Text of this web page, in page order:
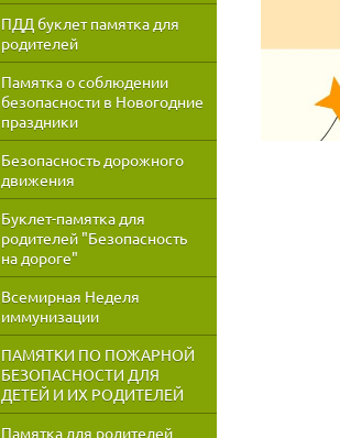
ПДД буклет памятка для
родителей
Памятка о соблюдении
безопасности в Новогодние
праздники
Безопасность дорожного
движения
Буклет-памятка для
родителей "Безопасность
на дороге"
Всемирная Неделя
иммунизации
ПАМЯТКИ ПО ПОЖАРНОЙ
БЕЗОПАСНОСТИ ДЛЯ
ДЕТЕЙ И ИХ РОДИТЕЛЕЙ
Памятка для родителей